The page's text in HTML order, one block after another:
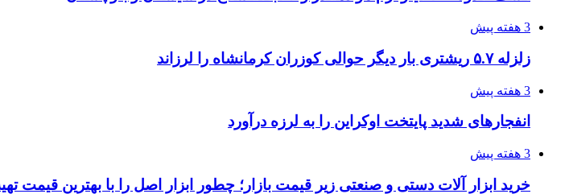
3 هفته پیش
زلزله ۵.۷ ریشتری بار دیگر حوالی کوزران کرمانشاه را لرزاند
3 هفته پیش
انفجارهای شدید پایتخت اوکراین را به لرزه درآورد
3 هفته پیش
خرید ابزار آلات دستی و صنعتی زیر قیمت بازار؛ چطور ابزار اصل را با بهترین قیمت